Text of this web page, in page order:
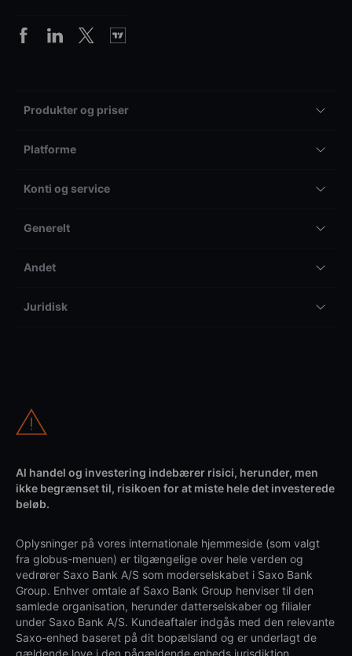
Produkter og priser
Platforme
Konti og service
Generelt
Andet
Juridisk
Al handel og investering indebærer risici, herunder, men
ikke begrænset til, risikoen for at miste hele det investerede
beløb.
Oplysninger på vores internationale hjemmeside (som valgt
fra globus-menuen) er tilgængelige over hele verden og
vedrører Saxo Bank A/S som moderselskabet i Saxo Bank
Group. Enhver omtale af Saxo Bank Group henviser til den
samlede organisation, herunder datterselskaber og filialer
under Saxo Bank A/S. Kundeaftaler indgås med den relevante
Saxo-enhed baseret på dit bopælsland og er underlagt de